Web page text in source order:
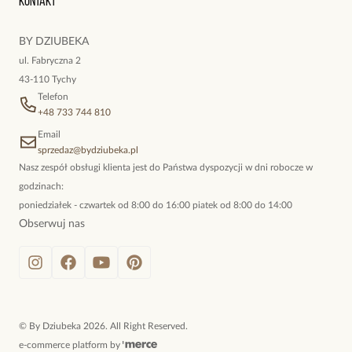
BY DZIUBEKA
ul. Fabryczna 2
43-110 Tychy
Telefon
+48 733 744 810
Email
sprzedaz@bydziubeka.pl
Nasz zespół obsługi klienta jest do Państwa dyspozycji w dni robocze w
godzinach:
poniedziałek - czwartek od 8:00 do 16:00 piatek od 8:00 do 14:00
Obserwuj nas
© By Dziubeka 2026. All Right Reserved.
e-commerce platform by